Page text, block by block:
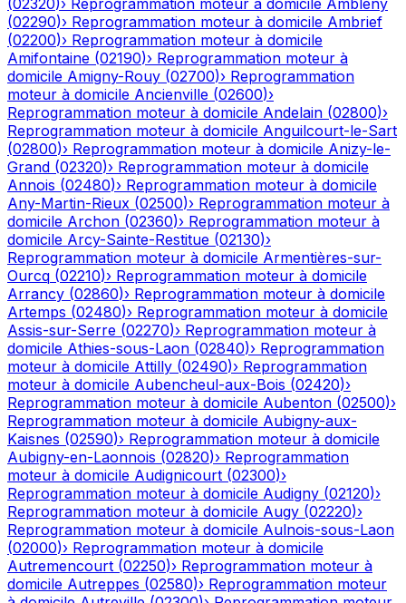
(02320)› Reprogrammation moteur à domicile Ambleny
(02290)› Reprogrammation moteur à domicile Ambrief
(02200)› Reprogrammation moteur à domicile
Amifontaine (02190)› Reprogrammation moteur à
domicile Amigny-Rouy (02700)› Reprogrammation
moteur à domicile Ancienville (02600)›
Reprogrammation moteur à domicile Andelain (02800)›
Reprogrammation moteur à domicile Anguilcourt-le-Sart
(02800)› Reprogrammation moteur à domicile Anizy-le-
Grand (02320)› Reprogrammation moteur à domicile
Annois (02480)› Reprogrammation moteur à domicile
Any-Martin-Rieux (02500)› Reprogrammation moteur à
domicile Archon (02360)› Reprogrammation moteur à
domicile Arcy-Sainte-Restitue (02130)›
Reprogrammation moteur à domicile Armentières-sur-
Ourcq (02210)› Reprogrammation moteur à domicile
Arrancy (02860)› Reprogrammation moteur à domicile
Artemps (02480)› Reprogrammation moteur à domicile
Assis-sur-Serre (02270)› Reprogrammation moteur à
domicile Athies-sous-Laon (02840)› Reprogrammation
moteur à domicile Attilly (02490)› Reprogrammation
moteur à domicile Aubencheul-aux-Bois (02420)›
Reprogrammation moteur à domicile Aubenton (02500)›
Reprogrammation moteur à domicile Aubigny-aux-
Kaisnes (02590)› Reprogrammation moteur à domicile
Aubigny-en-Laonnois (02820)› Reprogrammation
moteur à domicile Audignicourt (02300)›
Reprogrammation moteur à domicile Audigny (02120)›
Reprogrammation moteur à domicile Augy (02220)›
Reprogrammation moteur à domicile Aulnois-sous-Laon
(02000)› Reprogrammation moteur à domicile
Autremencourt (02250)› Reprogrammation moteur à
domicile Autreppes (02580)› Reprogrammation moteur